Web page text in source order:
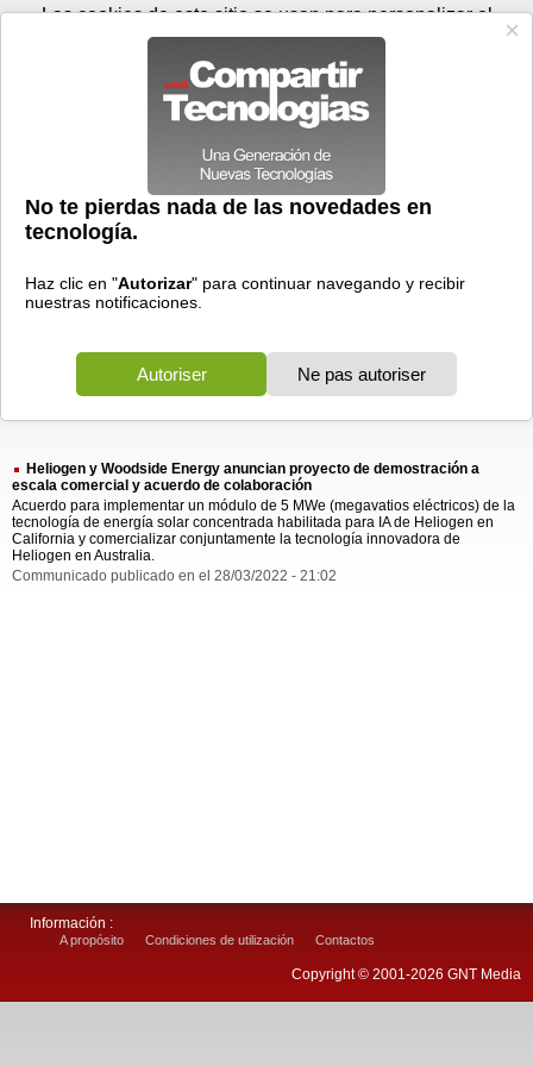
Prensa Videos
> heliogen
heliogen
1 resultado Ordenar por fecha-Ordenar por pertinencia
Heliogen y Woodside Energy anuncian proyecto de demostración a
escala comercial y acuerdo de colaboración
Acuerdo para implementar un módulo de 5 MWe (megavatios eléctricos) de la
tecnología de energía solar concentrada habilitada para IA de Heliogen en
California y comercializar conjuntamente la tecnología innovadora de
Heliogen en Australia.
Communicado publicado en el 28/03/2022 - 21:02
Viernes 07 de agosto - 10:19 Registrar Conectar
Información :
A propósito Condiciones de utilización Contactos
Copyright © 2001-2026 GNT Media
Las cookies de este sitio se usan para personalizar el
contenido y los anuncios, para ofrecer funciones de medios
sociales y para analizar el tráfico. Además, compartimos
información sobre el uso que haga del sitio web con nuestros
partners de medios sociales, de publicidad y de análisis
web.
OK